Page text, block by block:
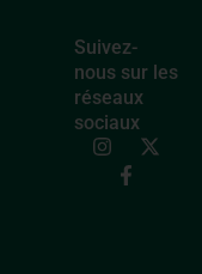
Suivez-
nous sur les
réseaux
sociaux